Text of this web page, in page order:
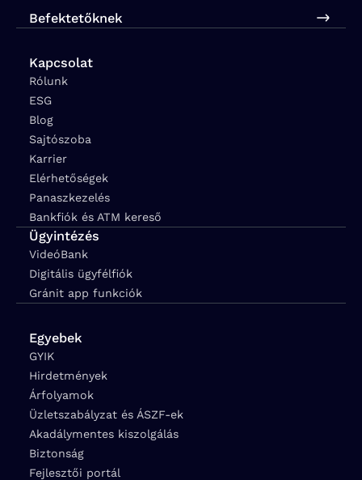
Befektetőknek
Kapcsolat
Rólunk
ESG
Blog
Sajtószoba
Karrier
Elérhetőségek
Panaszkezelés
Bankfiók és ATM kereső
Ügyintézés
VideóBank
Digitális ügyfélfiók
Gránit app funkciók
Egyebek
GYIK
Hirdetmények
Árfolyamok
Üzletszabályzat és ÁSZF-ek
Akadálymentes kiszolgálás
Biztonság
Fejlesztői portál